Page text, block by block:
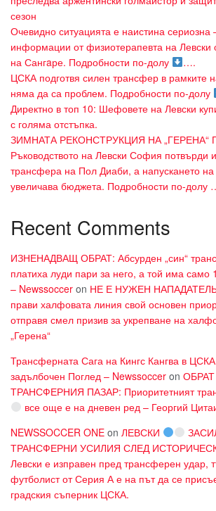
сезон
Очевидно ситуацията е наистина сериозна
информации от физиотерапевта на Левски
на Сангaре. Подробности по-долу
….
ЦСКА подготвя силен трансфер в рамките
няма да са проблем. Подробности по-долу
Директно в топ 10: Шефовете на Левски
с голяма отстъпка.
ЗИМНАТА РЕКОНСТРУКЦИЯ НА
Ръководството на Левски София потвърди
трансфера на Пол Диаби, а напускането
увеличава бюджета. Подробности по-долу
Recent Comments
ИЗНЕНАДВАЩ ОБРАТ: Абсурден „син“
платиха луди пари за него, а той има само
– Newssoccer on НЕ Е НУЖЕН НАПАДАТЕЛЬ:
прави халфовата линия свой основен
отправя смел призив за укрепване на
„Герена“
Трансферната Сага на Кингс Кангва в
задълбочен Поглед – Newssoccer on
ТРАНСФЕРНИЯ ПАЗАР: Приоритетният
все още е на дневен ред – Георгий
NEWSSOCCER ONE on ЛЕВСКИ
ТРАНСФЕРНИ УСИЛИЯ СЛЕД
Левски е изправен пред трансферен удар,
футболист от Серия А е на път да се
градския съперник ЦСКА.